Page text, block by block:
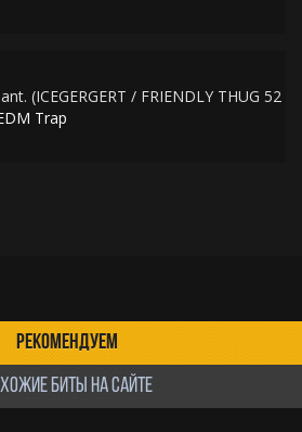
(ICEGERGERT / FRIENDLY THUG 52
Trap
РЕКОМЕНДУЕМ
БИТЫ НА САЙТЕ